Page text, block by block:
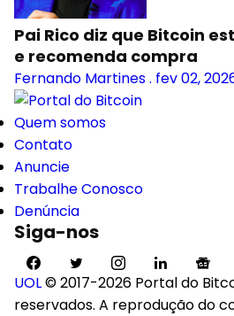
Pai Rico diz que Bitcoin
e recomenda compra
Fernando Martines. fev 02,
Quem somos
Contato
Anuncie
Trabalhe Conosco
Denúncia
Siga-nos
UOL© 2017-2026 Portal do
reservados. A reprodução do